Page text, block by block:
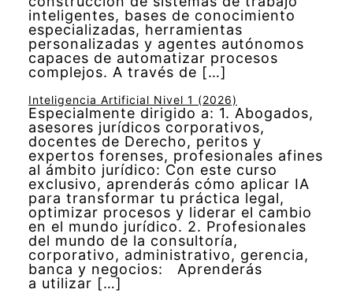
inteligentes, bases de conocimiento
especializadas, herramientas
personalizadas y agentes autónomos
capaces de automatizar procesos
complejos. A través de […]
Inteligencia Artificial Nivel 1 (2026)
Especialmente dirigido a: 1. Abogados,
asesores jurídicos corporativos,
docentes de Derecho, peritos y
expertos forenses, profesionales afines
al ámbito jurídico: Con este curso
exclusivo, aprenderás cómo aplicar IA
para transformar tu práctica legal,
optimizar procesos y liderar el cambio
en el mundo jurídico. 2. Profesionales
del mundo de la consultoría,
corporativo, administrativo, gerencia,
banca y negocios: Aprenderás
a utilizar […]